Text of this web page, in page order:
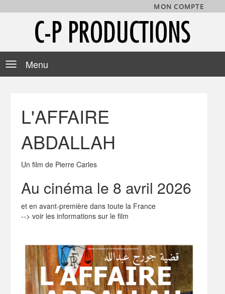
MON COMPTE
C-P PRODUCTIONS
Toggle
navigation
L'AFFAIRE
ABDALLAH
Un film de Pierre Carles
Au cinéma le 8 avril 2026
et en avant-première dans toute la France
--> voir les informations sur le film